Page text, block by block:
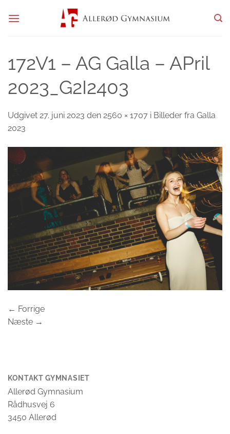
172V1 – AG Galla – APril
2023_G2I2403
Udgivet 27. juni 2023 den 2560 × 1707 i Billeder fra Galla
2023
← Forrige
Næste →
KONTAKT GYMNASIET
Allerød Gymnasium
Rådhusvej 6
3450 Allerød